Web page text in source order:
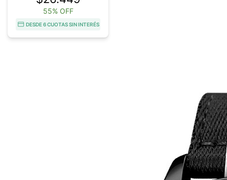
55% OFF
DESDE 6 CUOTAS SIN INTERÉS